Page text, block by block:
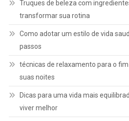
Truques de beleza com
transformar sua rotina
Como adotar um estilo de vida
passos
técnicas de relaxamento para o
suas noites
Dicas para uma vida mais
viver melhor